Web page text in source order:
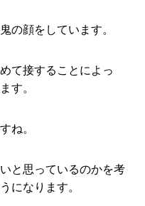
の顔をしています。
て接することによっ
す。
ね。
と思っているのかを考
になります。